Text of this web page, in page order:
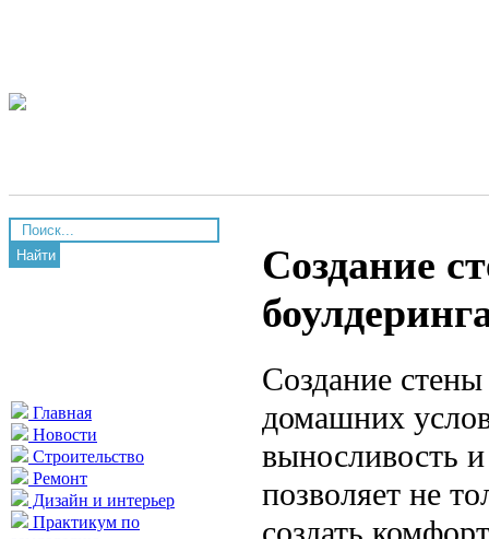
Найти
Главная
Новости
Строительство
Ремонт
Дизайн и интерьер
Практикум по
Создание
Создание
домашних
выносливость
позволяет не